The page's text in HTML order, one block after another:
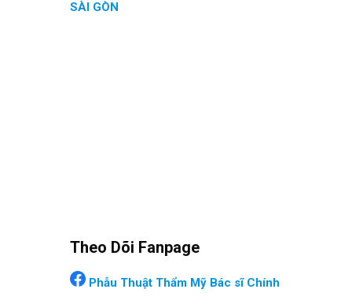
SÀI GÒN
Theo Dõi Fanpage
Phẫu Thuật Thẩm Mỹ Bác sĩ Chính